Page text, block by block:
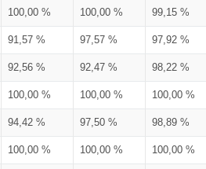
100,00 % 100,00 % 99,15 %
91,57 % 97,57 % 97,92 %
92,56 % 92,47 % 98,22 %
100,00 % 100,00 % 100,00 %
94,42 % 97,50 % 98,89 %
100,00 % 100,00 % 100,00 %